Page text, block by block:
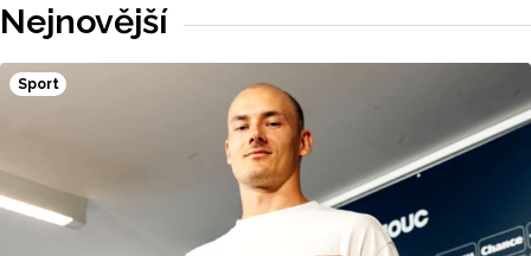
Nejnovější
Sport